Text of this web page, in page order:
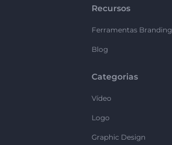
Recursos
Ferramentas Branding
Blog
Categorias
Vídeo
Logo
Graphic Design